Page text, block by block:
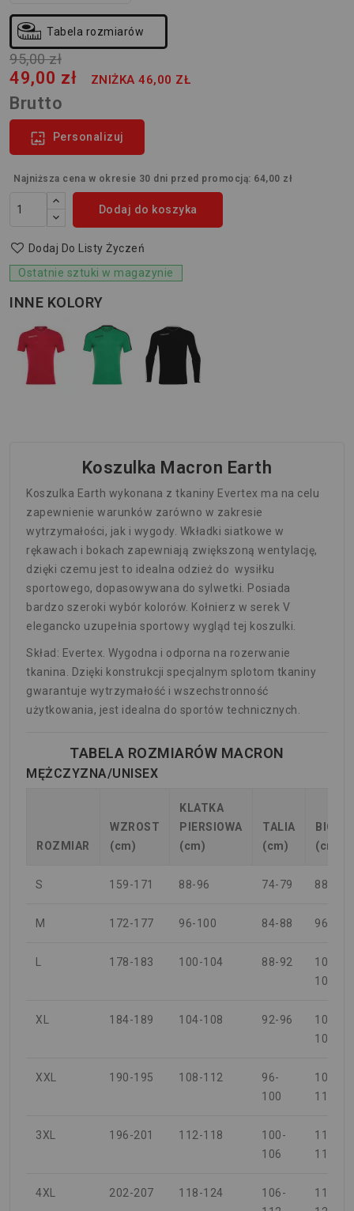
Tabela rozmiarów
95,00 zł
49,00 zł ZNIŻKA 46,00 ZŁ
Brutto
 Personalizuj
Najniższa cena w okresie 30 dni przed promocją: 64,00 zł
Dodaj do koszyka
Dodaj Do Listy Życzeń
Ostatnie sztuki w magazynie
INNE KOLORY
Koszulka Macron Earth
Koszulka Earth wykonana z tkaniny Evertex ma na celu
zapewnienie warunków zarówno w zakresie
wytrzymałości, jak i wygody. Wkładki siatkowe w
rękawach i bokach zapewniają zwiększoną wentylację,
dzięki czemu jest to idealna odzież do wysiłku
sportowego, dopasowywana do sylwetki. Posiada
bardzo szeroki wybór kolorów. Kołnierz w serek V
elegancko uzupełnia sportowy wygląd tej koszulki.
Skład: Evertex. Wygodna i odporna na rozerwanie
tkanina. Dzięki konstrukcji specjalnym splotom tkaniny
gwarantuje wytrzymałość i wszechstronność
użytkowania, jest idealna do sportów technicznych.
TABELA ROZMIARÓW MACRON
MĘŻCZYZNA/UNISEX
ROZMIAR
WZROST
(cm)
KLATKA
PIERSIOWA
(cm)
TALIA
(cm)
(cm)
S 159-171 88-96 74-79 88-94
M 172-177 96-100 84-88 96-100
178-183 100-104 88-92
100-
104
XL 184-189 104-108 92-96
104-
108
XXL 190-195 108-112
96-
100
108-
112
3XL 196-201 112-118
100-
106
112-
118
4XL 202-207 118-124
106-
118-